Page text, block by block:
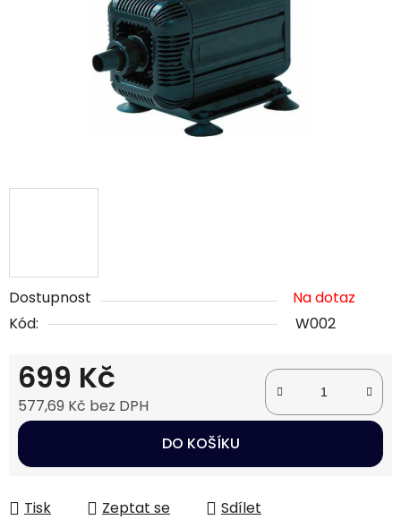
Dostupnost
Na dotaz
Kód:
W002
699 Kč
577,69 Kč bez DPH
Měrná cena:
DO KOŠÍKU
Tisk Zeptat se Sdílet